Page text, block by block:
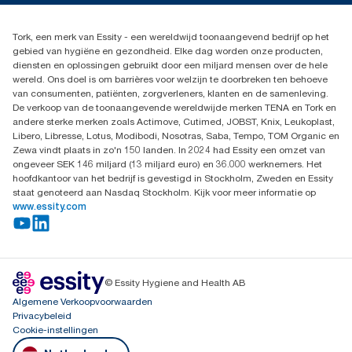
Productklacht
Dispenserklacht
030 - 698 46 66
Essity Netherlands B.V.
Arnhemse Bovenweg 120
3708 AH ZEIST
Nederland
Tork, een merk van Essity - een wereldwijd toonaangevend bedrijf op het
gebied van hygiëne en gezondheid. Elke dag worden onze producten,
diensten en oplossingen gebruikt door een miljard mensen over de hele
wereld. Ons doel is om barrières voor welzijn te doorbreken ten behoeve
van consumenten, patiënten, zorgverleners, klanten en de samenleving.
De verkoop van de toonaangevende wereldwijde merken TENA en Tork en
andere sterke merken zoals Actimove, Cutimed, JOBST, Knix, Leukoplast,
Libero, Libresse, Lotus, Modibodi, Nosotras, Saba, Tempo, TOM Organic en
Zewa vindt plaats in zo'n 150 landen. In 2024 had Essity een omzet van
ongeveer SEK 146 miljard (13 miljard euro) en 36.000 werknemers. Het
hoofdkantoor van het bedrijf is gevestigd in Stockholm, Zweden en Essity
staat genoteerd aan Nasdaq Stockholm. Kijk voor meer informatie op
www.essity.com
© Essity Hygiene and Health AB
Algemene Verkoopvoorwaarden
Privacybeleid
Cookie-instellingen